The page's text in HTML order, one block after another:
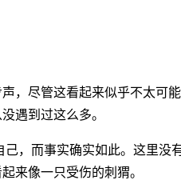
，尽管这看起来似乎不太可
遇到过这么多。
己，而事实确实如此。这里没
来像一只受伤的刺猬。